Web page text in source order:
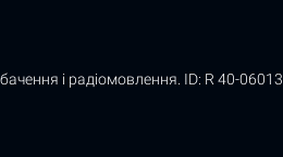
і радіомовлення. ID: R 40-06013.